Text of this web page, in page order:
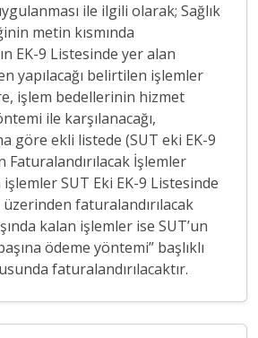
ile ilgili olarak; Sağlık
metin kısmında
EK-9 Listesinde yer alan
yapılacağı belirtilen işlemler
işlem bedellerinin hizmet
ile karşılanacağı,
göre ekli listede (SUT eki EK-9
Faturalandırılacak İşlemler
SUT Eki EK-9 Listesinde
faturalandırılacak
kalan işlemler ise SUT’un
ödeme yöntemi” başlıklı
faturalandırılacaktır.